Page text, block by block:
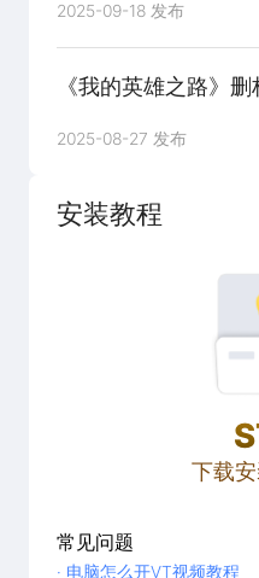
2025-09-18 发布
《我的英雄之路》
2025-08-27 发布
安装教程
下载
常见问题
· 电脑怎么开VT视频教程